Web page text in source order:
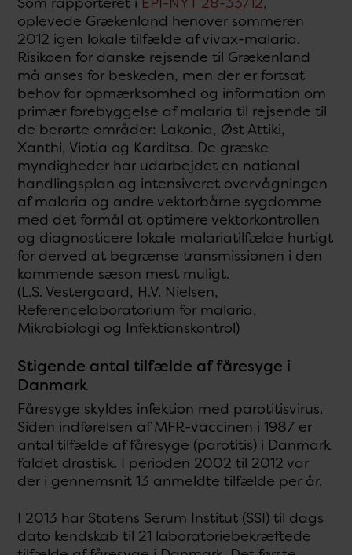
oplevede Grækenland henover sommeren
2012 igen lokale tilfælde af vivax-malaria.
Risikoen for danske rejsende til Grækenland
må anses for beskeden, men der er fortsat
behov for opmærksomhed og information om
primær forebyggelse af malaria til rejsende til
de berørte områder: Lakonia, Øst Attiki,
Xanthi, Viotia og Karditsa. De græske
myndigheder har udarbejdet en national
handlingsplan og intensiveret overvågningen
af malaria og andre vektorbårne sygdomme
med det formål at optimere vektorkontrollen
og diagnosticere lokale malariatilfælde hurtigt
for derved at begrænse transmissionen i den
kommende sæson mest muligt.
(L.S. Vestergaard, H.V. Nielsen,
Referencelaboratorium for malaria,
Mikrobiologi og Infektionskontrol)
Stigende antal tilfælde af fåresyge i
Danmark
Fåresyge skyldes infektion med parotitisvirus.
Siden indførelsen af MFR-vaccinen i 1987 er
antal tilfælde af fåresyge (parotitis) i Danmark
faldet drastisk. I perioden 2002 til 2012 var
der i gennemsnit 13 anmeldte tilfælde per år.
I 2013 har Statens Serum Institut (SSI) til dags
dato kendskab til 21 laboratoriebekræftede